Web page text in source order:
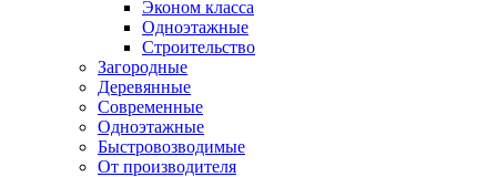
Эконом класса
Одноэтажные
Строительство
Загородные
Деревянные
Современные
Одноэтажные
Быстровозводимые
От производителя